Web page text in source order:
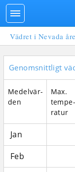
Vädret i Nevada
Genomsnittligt
Medel­vär­
den
Max.
tempe­
ratur
Jan
Feb